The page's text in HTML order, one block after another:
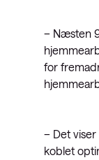
– Næsten
for
– Det
koblet